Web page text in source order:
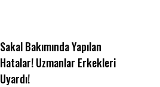
Sakal Bakımında Yapılan
Hatalar! Uzmanlar Erkekleri
Uyardı!